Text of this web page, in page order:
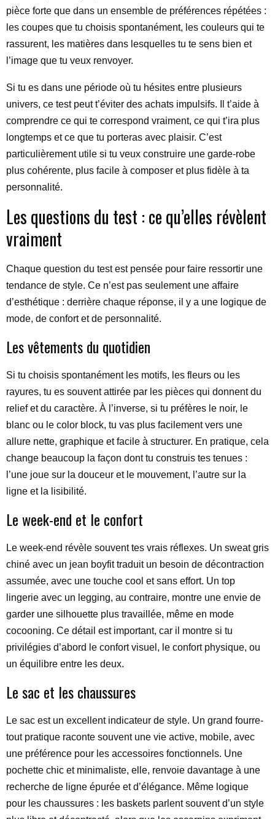
pièce forte que dans un ensemble de préférences répétées :
les coupes que tu choisis spontanément, les couleurs qui te
rassurent, les matières dans lesquelles tu te sens bien et
l’image que tu veux renvoyer.
Si tu es dans une période où tu hésites entre plusieurs
univers, ce test peut t’éviter des achats impulsifs. Il t’aide à
comprendre ce qui te correspond vraiment, ce qui t’ira plus
longtemps et ce que tu porteras avec plaisir. C’est
particulièrement utile si tu veux construire une garde-robe
plus cohérente, plus facile à composer et plus fidèle à ta
personnalité.
Les questions du test : ce qu’elles révèlent
vraiment
Chaque question du test est pensée pour faire ressortir une
tendance de style. Ce n’est pas seulement une affaire
d’esthétique : derrière chaque réponse, il y a une logique de
mode, de confort et de personnalité.
Les vêtements du quotidien
Si tu choisis spontanément les motifs, les fleurs ou les
rayures, tu es souvent attirée par les pièces qui donnent du
relief et du caractère. À l’inverse, si tu préfères le noir, le
blanc ou le color block, tu vas plus facilement vers une
allure nette, graphique et facile à structurer. En pratique, cela
change beaucoup la façon dont tu construis tes tenues :
l’une joue sur la douceur et le mouvement, l’autre sur la
ligne et la lisibilité.
Le week-end et le confort
Le week-end révèle souvent tes vrais réflexes. Un sweat gris
chiné avec un jean boyfit traduit un besoin de décontraction
assumée, avec une touche cool et sans effort. Un top
lingerie avec un legging, au contraire, montre une envie de
garder une silhouette plus travaillée, même en mode
cocooning. Ce détail est important, car il montre si tu
privilégies d’abord le confort visuel, le confort physique, ou
un équilibre entre les deux.
Le sac et les chaussures
Le sac est un excellent indicateur de style. Un grand fourre-
tout pratique raconte souvent une vie active, mobile, avec
une préférence pour les accessoires fonctionnels. Une
pochette chic et minimaliste, elle, renvoie davantage à une
recherche de ligne épurée et d’élégance. Même logique
pour les chaussures : les baskets parlent souvent d’un style